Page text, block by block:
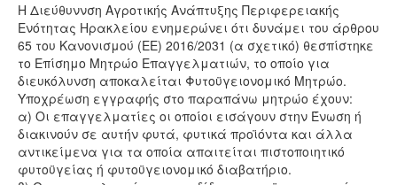
Η Διεύθυννση Αγροτικής Ανάπτυξης Περιφερειακής
Ενότητας Ηρακλείου ενημερώνει ότι δυνάμει του άρθρου
65 του Κανονισμού (ΕΕ) 2016/2031 (α σχετικό) θεσπίστηκε
το Επίσημο Μητρώο Επαγγελματιών, το οποίο για
διευκόλυνση αποκαλείται Φυτοϋγειονομικό Μητρώο.
Υποχρέωση εγγραφής στο παραπάνω μητρώο έχουν:
α) Οι επαγγελματίες οι οποίοι εισάγουν στην Ένωση ή
διακινούν σε αυτήν φυτά, φυτικά προϊόντα και άλλα
αντικείμενα για τα οποία απαιτείται πιστοποιητικό
φυτοϋγείας ή φυτοϋγειονομικό διαβατήριο.